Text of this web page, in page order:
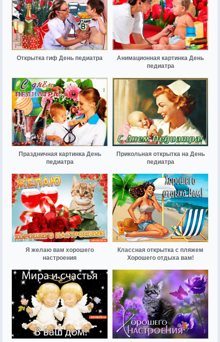
Открытка гиф День педиатра
Анимационная картинка День
педиатра
Праздничная картинка День
педиатра
Прикольная открытка на День
педиатра
Я желаю вам хорошего
настроения
Классная открытка с пляжем
Хорошего отдыха вам!